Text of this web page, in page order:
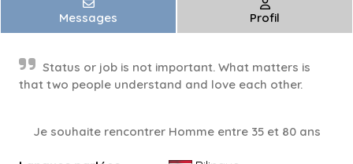
Messages Profil
Status or job is not important. What matters is
that two people understand and love each other.
Je souhaite rencontrer Homme entre 35 et 80 ans